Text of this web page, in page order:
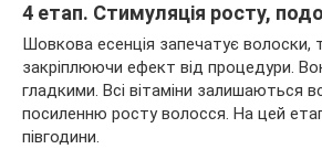
4 етап. Стимуляція росту,
Шовкова есенція запечатує волоски,
закріплюючи ефект від процедури.
гладкими. Всі вітаміни залишаються
посиленню росту волосся. На цей
півгодини.